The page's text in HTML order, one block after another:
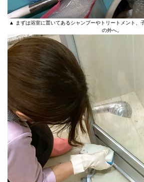
▲ まずは浴室に置いてあるシャンプーやトリートメント、
の外へ。